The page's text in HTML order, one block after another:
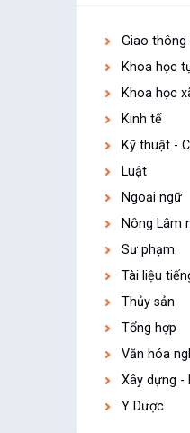
Giao thông
Khoa học
Khoa học
Kinh tế
Kỹ thuật -
Luật
Ngoại ngữ
Nông Lâm
Sư phạm
Tài liệu
Thủy sản
Tổng hợp
Văn hóa
Xây dựng -
Y Dược